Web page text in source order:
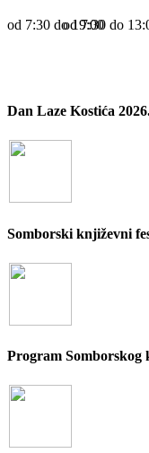
od 7:30 dо 19:00
od 7:30 dо
Dan Laze Kostića
Somborski književni
Program Somborskog